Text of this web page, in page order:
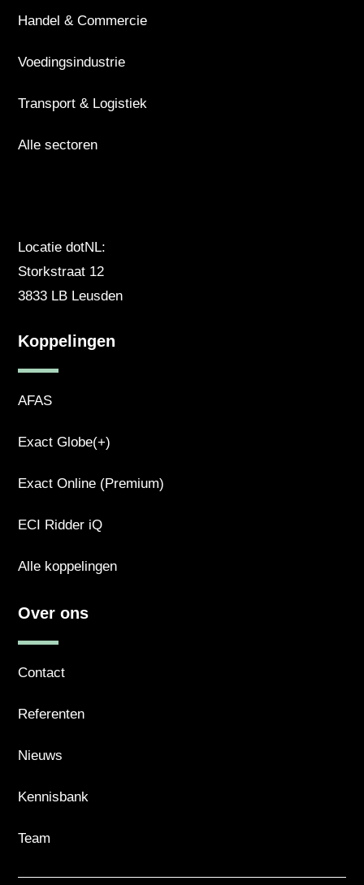
Handel & Commercie
Voedingsindustrie
Transport & Logistiek
Alle sectoren
Locatie dotNL:
Storkstraat 12
3833 LB Leusden
Koppelingen
AFAS
Exact Globe(+)
Exact Online (Premium)
ECI Ridder iQ
Alle koppelingen
Over ons
Contact
Referenten
Nieuws
Kennisbank
Team